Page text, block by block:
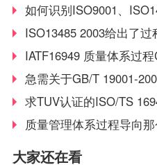
到！如何识别ISO9001、
GB/T28001证书的真假和
ISO13485 2003给出了
四个是哪四个?
IATF16949 质量体系过
关系图
急需关于GB/T 19001-2008/ISO9001:2008
PDCA的乌龟图，谢谢
求TUV认证的ISO/TS
OHSAS 18001的标志图。
质量管理体系过程导向
请帮忙讲解一下！谢谢！
大家还在看